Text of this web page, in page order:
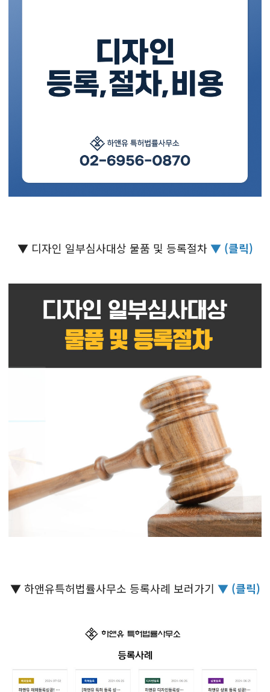
▼ 디자인 일부심사대상 물품 및 등록절차▼ (클릭)
▼ 하앤유특허법률사무소 등록사례 보러가기 ▼ (클릭)